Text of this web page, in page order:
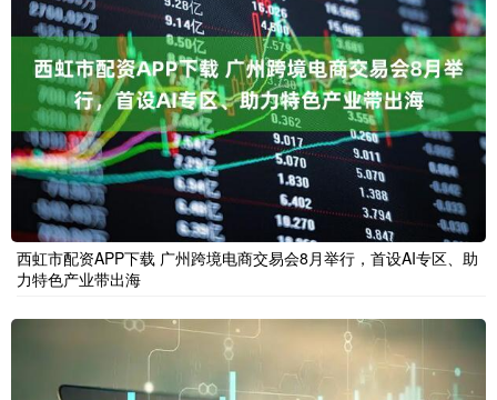
西虹市配资APP下载 广州跨境电商交易会8月举行，首设AI专区、助
力特色产业带出海